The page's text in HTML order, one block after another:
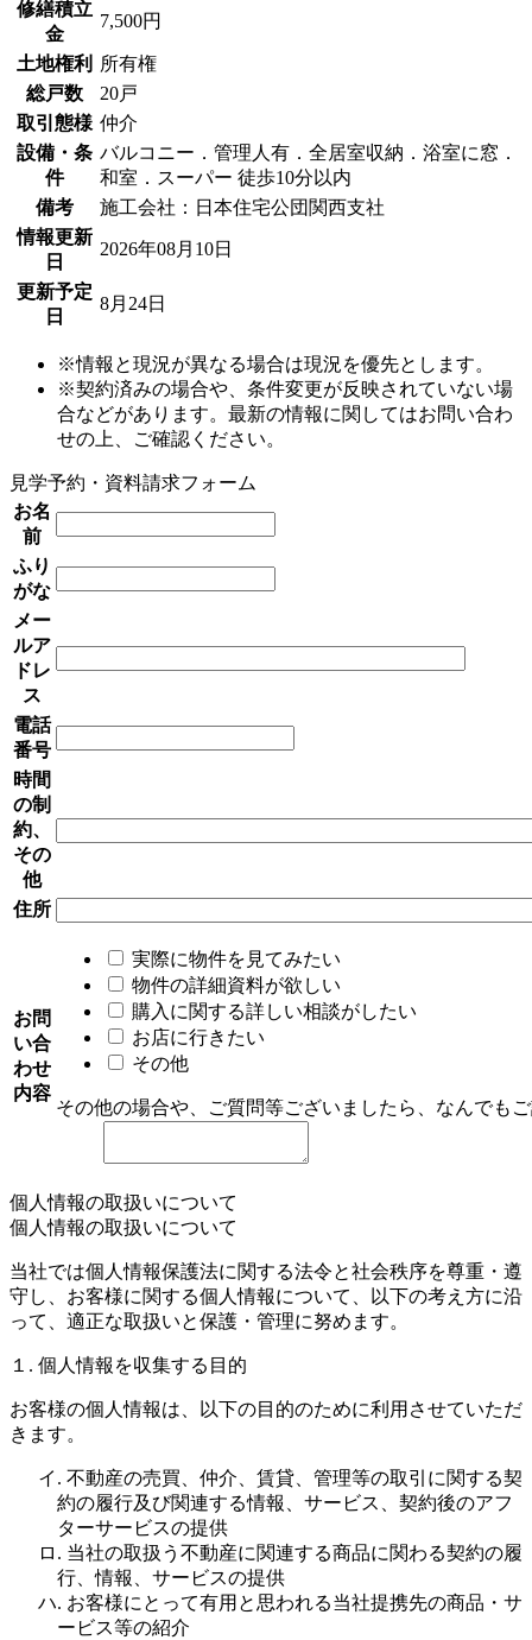
修繕積立
金
7,500円
土地権利
所有権
総戸数
20戸
取引態様 仲介
設備・条
件
バルコニー．管理人有．全居室収納．浴室に窓．
和室．スーパー 徒歩10分以内
備考
施工会社：日本住宅公団関西支社
情報更新
日
2026年08月10日
更新予定
日
8月24日
※情報と現況が異なる場合は現況を優先とします。
※契約済みの場合や、条件変更が反映されていない場
合などがあります。最新の情報に関してはお問い合わ
せの上、ご確認ください。
見学予約・資料請求フォーム
お名
前
ふり
がな
メー
ルア
ドレ
ス
電話
番号
時間
の制
約、
その
他
住所
お問
い合
わせ
内容
実際に物件を見てみたい
物件の詳細資料が欲しい
購入に関する詳しい相談がしたい
お店に行きたい
その他
その他の場合や、ご質問等ございましたら、なんでも
個人情報の取扱いについて
個人情報の取扱いについて
当社では個人情報保護法に関する法令と社会秩序を尊重・遵
守し、お客様に関する個人情報について、以下の考え方に沿
って、適正な取扱いと保護・管理に努めます。
１. 個人情報を収集する目的
お客様の個人情報は、以下の目的のために利用させていただ
きます。
イ. 不動産の売買、仲介、賃貸、管理等の取引に関する契
約の履行及び関連する情報、サービス、契約後のアフ
ターサービスの提供
ロ. 当社の取扱う不動産に関連する商品に関わる契約の履
行、情報、サービスの提供
ハ. お客様にとって有用と思われる当社提携先の商品・サ
ービス等の紹介